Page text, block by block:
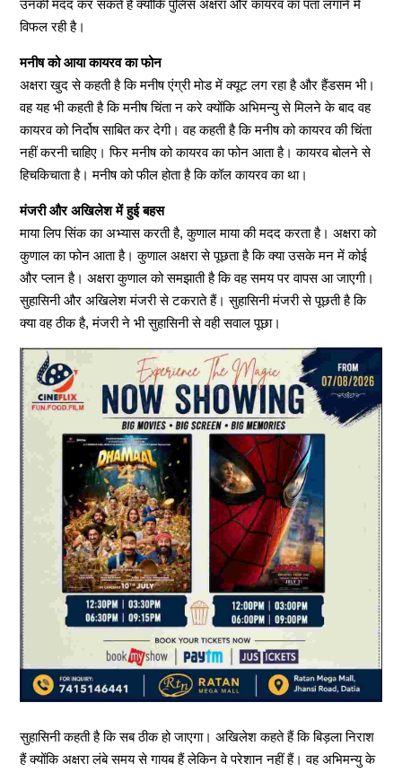
उनकी मदद कर सकते हैं क्योंकि पुलिस अक्षरा और कायरव का पता लगाने में
विफल रही है।
मनीष को आया कायरव का फोन
अक्षरा खुद से कहती है कि मनीष एंग्री मोड में क्यूट लग रहा है और हैंडसम भी।
वह यह भी कहती है कि मनीष चिंता न करे क्योंकि अभिमन्यु से मिलने के बाद वह
कायरव को निर्दोष साबित कर देगी। वह कहती है कि मनीष को कायरव की चिंता
नहीं करनी चाहिए। फिर मनीष को कायरव का फोन आता है। कायरव बोलने से
हिचकिचाता है। मनीष को फील होता है कि कॉल कायरव का था।
मंजरी और अखिलेश में हुई बहस
माया लिप सिंक का अभ्यास करती है, कुणाल माया की मदद करता है। अक्षरा को
कुणाल का फोन आता है। कुणाल अक्षरा से पूछता है कि क्या उसके मन में कोई
और प्लान है। अक्षरा कुणाल को समझाती है कि वह समय पर वापस आ जाएगी।
सुहासिनी और अखिलेश मंजरी से टकराते हैं। सुहासिनी मंजरी से पूछती है कि
क्या वह ठीक है, मंजरी ने भी सुहासिनी से वही सवाल पूछा।
सुहासिनी कहती है कि सब ठीक हो जाएगा। अखिलेश कहते हैं कि बिड़ला निराश
हैं क्योंकि अक्षरा लंबे समय से गायब हैं लेकिन वे परेशान नहीं हैं। वह अभिमन्यु के